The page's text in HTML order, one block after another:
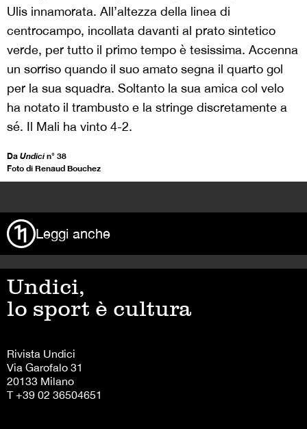
Ulis innamorata. All’altezza della linea di
centrocampo, incollata davanti al prato sintetico
verde, per tutto il primo tempo è tesissima. Accenna
un sorriso quando il suo amato segna il quarto gol
per la sua squadra. Soltanto la sua amica col velo
ha notato il trambusto e la stringe discretamente a
sé. Il Mali ha vinto 4-2.
Da Undicin° 38
Foto di Renaud Bouchez
Leggi anche
Undici,
lo sport è cultura
Rivista Undici
Via Garofalo 31
20133 Milano
T +39 02 36504651